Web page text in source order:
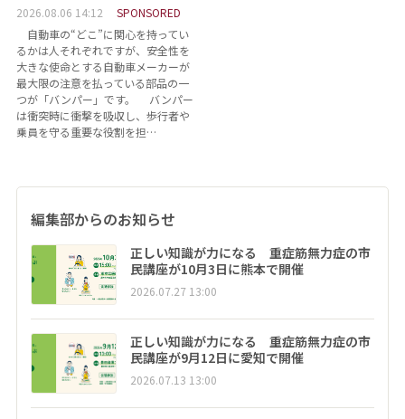
2026.08.06 14:12
SPONSORED
自動車の“どこ”に関心を持ってい
るかは人それぞれですが、安全性を
大きな使命とする自動車メーカーが
最大限の注意を払っている部品の一
つが「バンパー」です。 バンパー
は衝突時に衝撃を吸収し、歩行者や
乗員を守る重要な役割を担…
編集部からのお知らせ
正しい知識が力になる 重症筋無力症の市
民講座が10月3日に熊本で開催
2026.07.27 13:00
正しい知識が力になる 重症筋無力症の市
民講座が9月12日に愛知で開催
2026.07.13 13:00